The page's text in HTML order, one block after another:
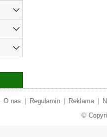
O nas Regulamin Reklama
©